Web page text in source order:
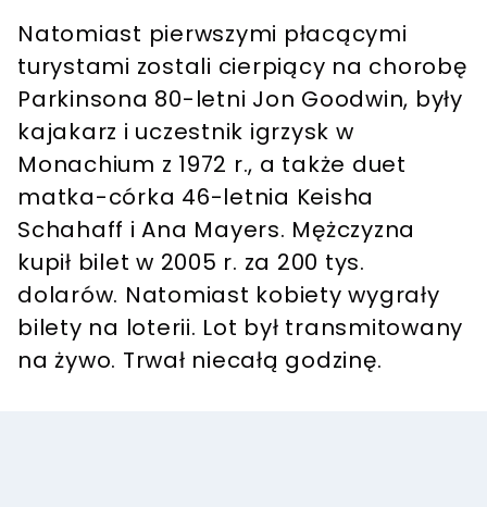
Natomiast pierwszymi płacącymi
turystami zostali cierpiący na chorobę
Parkinsona 80-letni Jon Goodwin, były
kajakarz i uczestnik igrzysk w
Monachium z 1972 r., a także duet
matka-córka 46-letnia Keisha
Schahaff i Ana Mayers. Mężczyzna
kupił bilet w 2005 r. za 200 tys.
dolarów. Natomiast kobiety wygrały
bilety na loterii. Lot był transmitowany
na żywo. Trwał niecałą godzinę.